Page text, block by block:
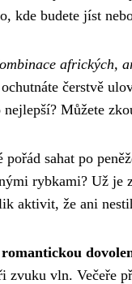
kde budete jíst
afrických,
čerstvě
Můžete
sahat po
rybkami? Už je
aktivit, že ani
zvuku vln. Večeře